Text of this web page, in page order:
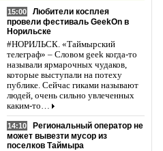
15:00
Любители косплея
провели фестиваль GeekOn в
Норильске
#НОРИЛЬСК. «Таймырский
телеграф» – Словом geek когда-то
называли ярмарочных чудаков,
которые выступали на потеху
публике. Сейчас гиками называют
людей, очень сильно увлеченных
каким-то…
14:10
Региональный оператор не
может вывезти мусор из
поселков Таймыра